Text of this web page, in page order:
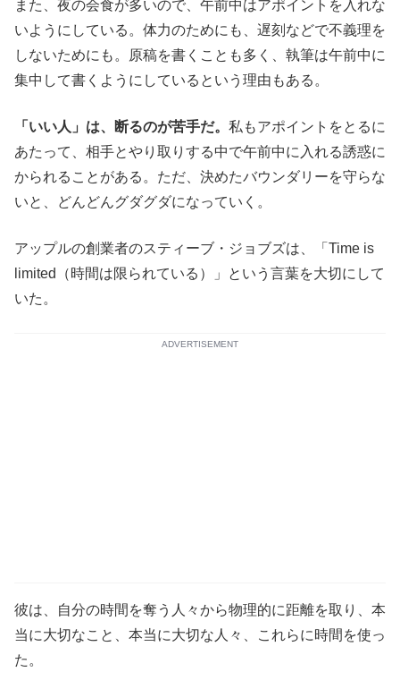
また、夜の会食が多いので、午前中はアポイントを入れな
いようにしている。体力のためにも、遅刻などで不義理を
しないためにも。原稿を書くことも多く、執筆は午前中に
集中して書くようにしているという理由もある。
「いい人」は、断るのが苦手だ。 私もアポイントをとるに
あたって、相手とやり取りする中で午前中に入れる誘惑に
かられることがある。ただ、決めたバウンダリーを守らな
いと、どんどんグダグダになっていく。
アップルの創業者のスティーブ・ジョブズは、「Time is
limited（時間は限られている）」という言葉を大切にして
いた。
ADVERTISEMENT
彼は、自分の時間を奪う人々から物理的に距離を取り、本
当に大切なこと、本当に大切な人々、これらに時間を使っ
た。